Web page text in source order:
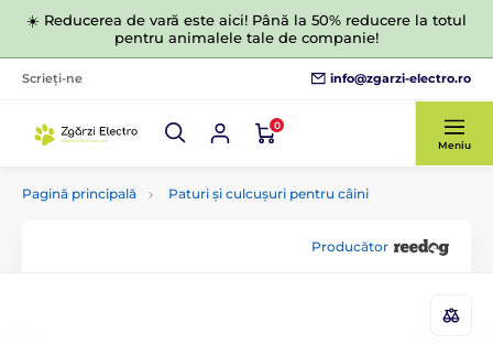
☀️ Reducerea de vară este aici! Până la 50% reducere la totul
pentru animalele tale de companie!
Scrieți-ne info@zgarzi-electro.ro
0
Meniu
Pagină principală Paturi și culcușuri pentru câini
Producător